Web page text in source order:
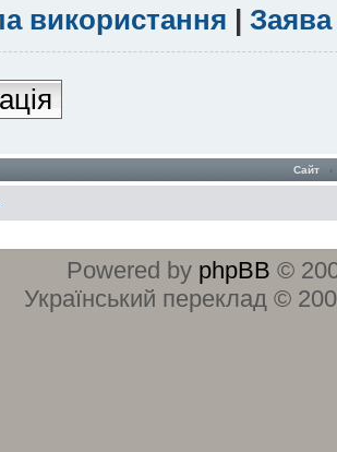
використання | Заява
Сайт ‹
Powered by phpBB ©
Український переклад ©